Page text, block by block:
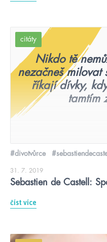
citáty
Nikdo tě
nezačneš milovat
říkají dívky,
tamtím
#divotvůrce
31. 7. 2019
Sebastien de Castell:
číst více